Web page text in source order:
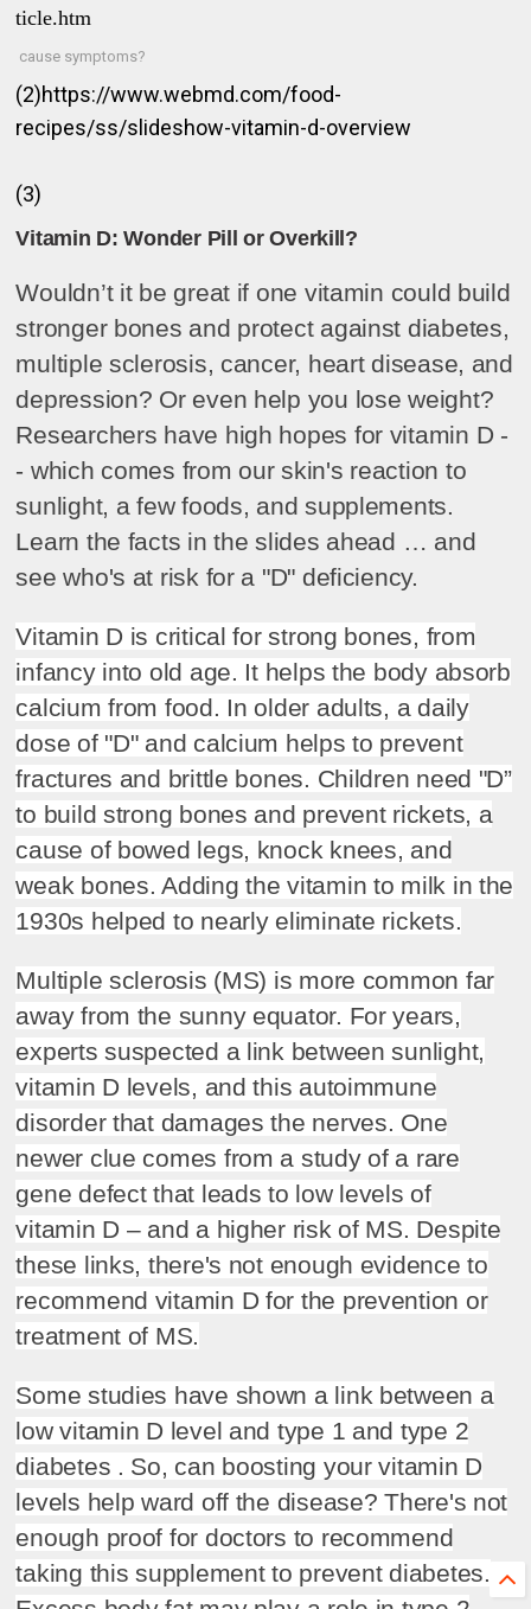
ticle.htm
cause symptoms?
(2)https://www.webmd.com/food-
recipes/ss/slideshow-vitamin-d-overview
(3)
Vitamin D: Wonder Pill or Overkill?
Wouldn’t it be great if one vitamin could build
stronger bones and protect against diabetes,
multiple sclerosis, cancer, heart disease, and
depression? Or even help you lose weight?
Researchers have high hopes for vitamin D -
- which comes from our skin's reaction to
sunlight, a few foods, and supplements.
Learn the facts in the slides ahead … and
see who's at risk for a "D" deficiency.
Vitamin D is critical for strong bones, from
infancy into old age. It helps the body absorb
calcium from food. In older adults, a daily
dose of "D" and calcium helps to prevent
fractures and brittle bones. Children need "D”
to build strong bones and prevent rickets, a
cause of bowed legs, knock knees, and
weak bones. Adding the vitamin to milk in the
1930s helped to nearly eliminate rickets.
Multiple sclerosis (MS) is more common far
away from the sunny equator. For years,
experts suspected a link between sunlight,
vitamin D levels, and this autoimmune
disorder that damages the nerves. One
newer clue comes from a study of a rare
gene defect that leads to low levels of
vitamin D – and a higher risk of MS. Despite
these links, there's not enough evidence to
recommend vitamin D for the prevention or
treatment of MS.
Some studies have shown a link between a
low vitamin D level and type 1 and type 2
diabetes . So, can boosting your vitamin D
levels help ward off the disease? There's not
enough proof for doctors to recommend
taking this supplement to prevent diabetes.